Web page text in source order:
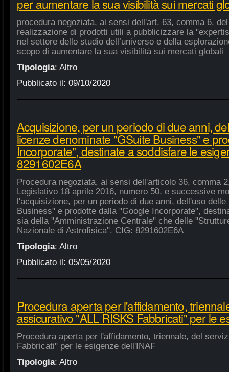
per aumentare la sua visibilità sui mercati
procedura negoziata, ai sensi dell'art. 63, comma 6,
realizzazione di prodotti utili a pubblicizzare la
nel settore dello studio dell’universo e della
scopo di aumentare la sua visibilità sui mercati globali
Tipologia: Altro
Pubblicato il: 09/10/2020
Acquisizione, per un periodo di due anni,
licenze denominate "GSuite Business" e
Incorporate", destinate a soddisfare le
8291602E6A
Procedura negoziata, ai sensi dell'articolo 36, comma
Legislativo 18 aprile 2016, numero 50, e successive
l'acquisizione, per un periodo di due anni, dell'uso
Business" e prodotte dalla "Google Incorporate",
sia della "Amministrazione Centrale" che delle
Nazionale di Astrofisica". CIG: 8291602E6A
Tipologia: Altro
Pubblicato il: 05/05/2020
Procedura aperta per l'affidamento,
assicurativo "ALL RISKS Fabbricati" per le
Procedura aperta per l'affidamento, triennale, del
Fabbricati" per le esigenze dell'INAF
Tipologia: Altro